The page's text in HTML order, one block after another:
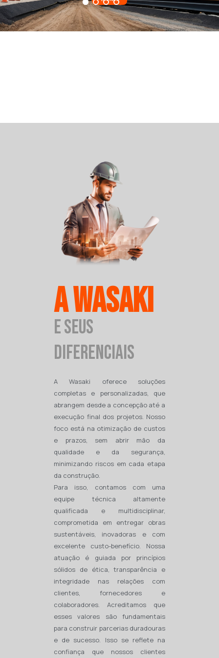
A Wasaki
e seus
diferenciais
A Wasaki oferece soluções
completas e personalizadas, que
abrangem desde a concepção até a
execução final dos projetos. Nosso
foco está na otimização de custos
e prazos, sem abrir mão da
qualidade e da segurança,
minimizando riscos em cada etapa
da construção.
Para isso, contamos com uma
equipe técnica altamente
qualificada e multidisciplinar,
comprometida em entregar obras
sustentáveis, inovadoras e com
excelente custo-benefício. Nossa
atuação é guiada por princípios
sólidos de ética, transparência e
integridade nas relações com
clientes, fornecedores e
colaboradores. Acreditamos que
esses valores são fundamentais
para construir parcerias duradouras
e de sucesso. Isso se reflete na
confiança que nossos clientes